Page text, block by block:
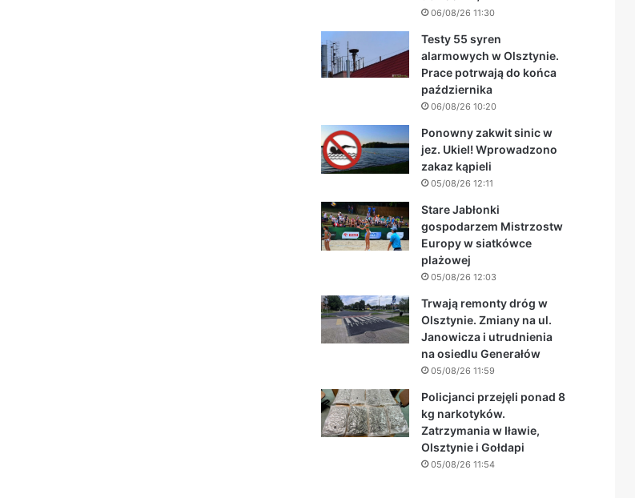
06/08/26 11:30
Testy 55 syren
alarmowych w Olsztynie.
Prace potrwają do końca
października
06/08/26 10:20
Ponowny zakwit sinic w
jez. Ukiel! Wprowadzono
zakaz kąpieli
05/08/26 12:11
Stare Jabłonki
gospodarzem Mistrzostw
Europy w siatkówce
plażowej
05/08/26 12:03
Trwają remonty dróg w
Olsztynie. Zmiany na ul.
Janowicza i utrudnienia
na osiedlu Generałów
05/08/26 11:59
Policjanci przejęli ponad 8
kg narkotyków.
Zatrzymania w Iławie,
Olsztynie i Gołdapi
05/08/26 11:54